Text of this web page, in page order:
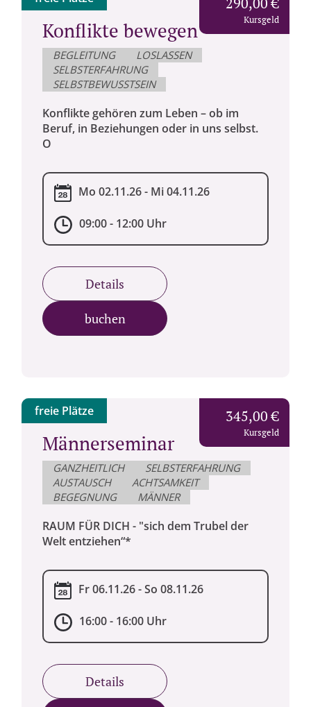
Kursgeld
Konflikte bewegen
BEGLEITUNG
LOSLASSEN
SELBSTERFAHRUNG
SELBSTBEWUSSTSEIN
Konflikte gehören zum Leben – ob im
Beruf, in Beziehungen oder in uns selbst.
O
Mo 02.11.26 - Mi 04.11.26
09:00 - 12:00 Uhr
Details
buchen
freie Plätze 345,00 €
Kursgeld
Männerseminar
GANZHEITLICH
SELBSTERFAHRUNG
AUSTAUSCH
ACHTSAMKEIT
BEGEGNUNG
MÄNNER
RAUM FÜR DICH - "sich dem Trubel der
Welt entziehen“*
Fr 06.11.26 - So 08.11.26
16:00 - 16:00 Uhr
Details